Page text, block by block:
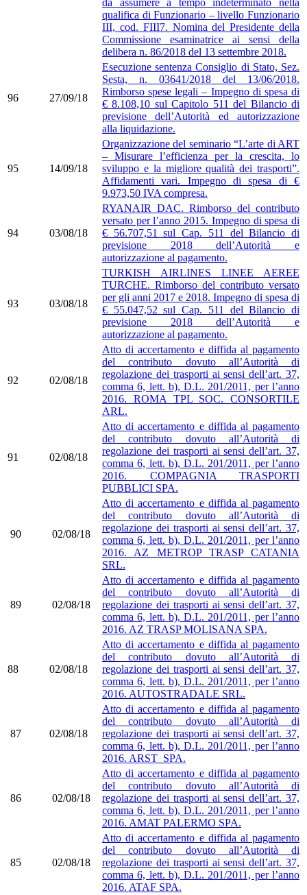
qualifica di Funzionario – livello Funzionario
III, cod. FIII7. Nomina del Presidente della
Commissione esaminatrice ai sensi della
delibera n. 86/2018 del 13 settembre 2018.
96 27/09/18
Esecuzione sentenza Consiglio di Stato, Sez.
Sesta, n. 03641/2018 del 13/06/2018.
Rimborso spese legali – Impegno di spesa di
€ 8.108,10 sul Capitolo 511 del Bilancio di
previsione dell’Autorità ed autorizzazione
alla liquidazione.
95 14/09/18
Organizzazione del seminario “L’arte di ART
– Misurare l’efficienza per la crescita, lo
sviluppo e la migliore qualità dei trasporti”.
Affidamenti vari. Impegno di spesa di €
9.973,50 IVA compresa.
94 03/08/18
RYANAIR DAC. Rimborso del contributo
versato per l’anno 2015. Impegno di spesa di
€ 56.707,51 sul Cap. 511 del Bilancio di
previsione 2018 dell’Autorità e
autorizzazione al pagamento.
93 03/08/18
TURKISH AIRLINES LINEE AEREE
TURCHE. Rimborso del contributo versato
per gli anni 2017 e 2018. Impegno di spesa di
€ 55.047,52 sul Cap. 511 del Bilancio di
previsione 2018 dell’Autorità e
autorizzazione al pagamento.
92 02/08/18
Atto di accertamento e diffida al pagamento
del contributo dovuto all’Autorità di
regolazione dei trasporti ai sensi dell’art. 37,
comma 6, lett. b), D.L. 201/2011, per l’anno
2016. ROMA TPL SOC. CONSORTILE
ARL.
91 02/08/18
Atto di accertamento e diffida al pagamento
del contributo dovuto all’Autorità di
regolazione dei trasporti ai sensi dell’art. 37,
comma 6, lett. b), D.L. 201/2011, per l’anno
2016. COMPAGNIA TRASPORTI
PUBBLICI SPA.
90 02/08/18
Atto di accertamento e diffida al pagamento
del contributo dovuto all’Autorità di
regolazione dei trasporti ai sensi dell’art. 37,
comma 6, lett. b), D.L. 201/2011, per l’anno
2016. AZ METROP TRASP CATANIA
SRL.
89 02/08/18
Atto di accertamento e diffida al pagamento
del contributo dovuto all’Autorità di
regolazione dei trasporti ai sensi dell’art. 37,
comma 6, lett. b), D.L. 201/2011, per l’anno
2016. AZ TRASP MOLISANA SPA.
88 02/08/18
Atto di accertamento e diffida al pagamento
del contributo dovuto all’Autorità di
regolazione dei trasporti ai sensi dell’art. 37,
comma 6, lett. b), D.L. 201/2011, per l’anno
2016. AUTOSTRADALE SRL.
87 02/08/18
Atto di accertamento e diffida al pagamento
del contributo dovuto all’Autorità di
regolazione dei trasporti ai sensi dell’art. 37,
comma 6, lett. b), D.L. 201/2011, per l’anno
2016. ARST SPA.
86 02/08/18
Atto di accertamento e diffida al pagamento
del contributo dovuto all’Autorità di
regolazione dei trasporti ai sensi dell’art. 37,
comma 6, lett. b), D.L. 201/2011, per l’anno
2016. AMAT PALERMO SPA.
85 02/08/18
Atto di accertamento e diffida al pagamento
del contributo dovuto all’Autorità di
regolazione dei trasporti ai sensi dell’art. 37,
comma 6, lett. b), D.L. 201/2011, per l’anno
2016. ATAF SPA.